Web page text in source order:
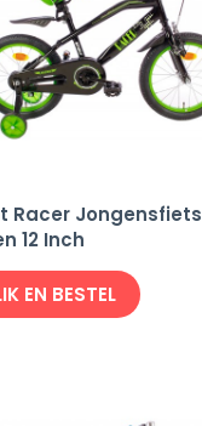
Racer Jongensfiets
12 Inch
EN BESTEL